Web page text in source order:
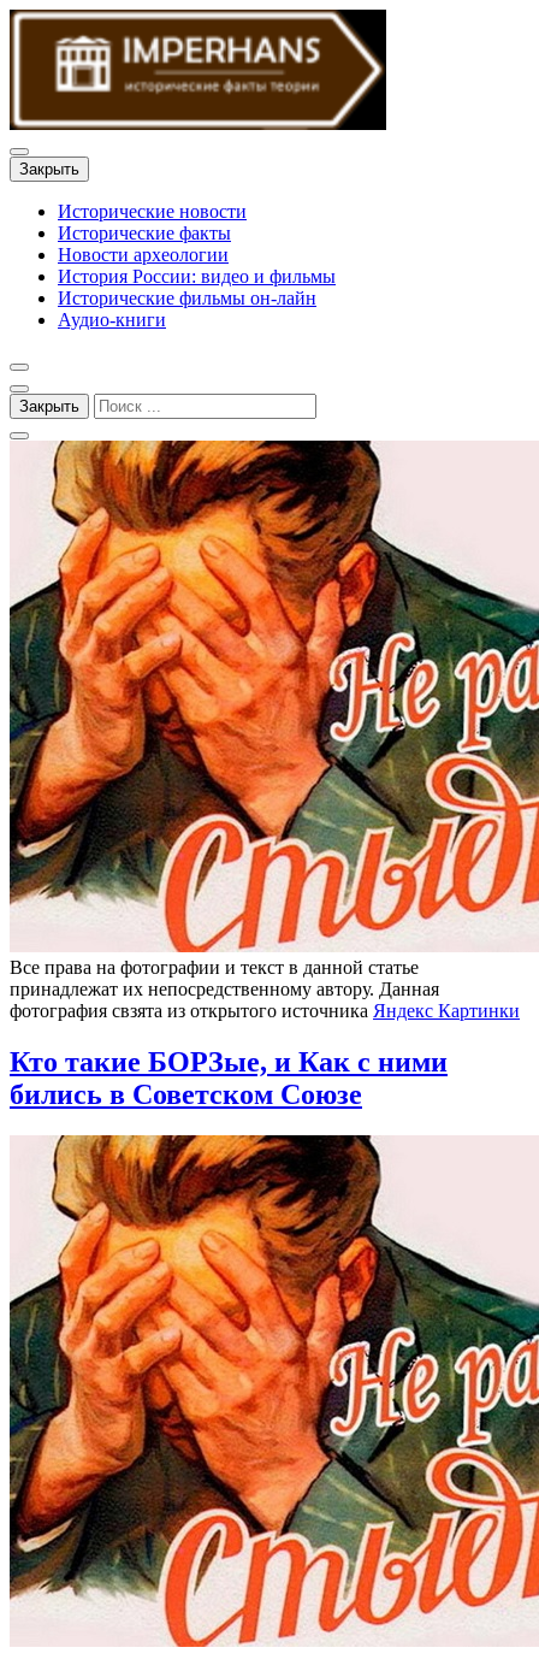
Закрыть
Исторические новости
Исторические факты
Новости археологии
История России: видео и фильмы
Исторические фильмы он-лайн
Аудио-книги
Закрыть
Все права на фотографии и текст в данной статье
принадлежат их непосредственному автору. Данная
фотография свзята из открытого источника Яндекс Картинки
Кто такие БОРЗые, и Как с ними
бились в Советском Союзе